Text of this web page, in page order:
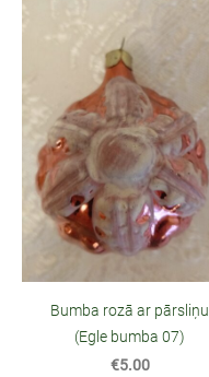
Bumba rozā ar pārsliņu
(Egle bumba 07)
€5.00